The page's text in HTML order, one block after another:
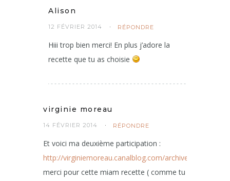
Alison
12 FÉVRIER 2014 RÉPONDRE
Hiii trop bien merci! En plus j’adore la
recette que tu as choisie
virginie moreau
14 FÉVRIER 2014 RÉPONDRE
Et voici ma deuxième participation :
http://virginiemoreau.canalblog.com/archives/2014/02/
merci pour cette miam recette ( comme tu